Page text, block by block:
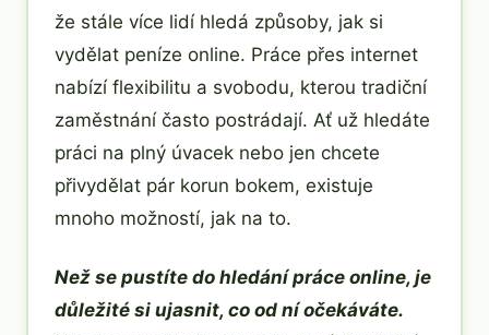
že stále více lidí hledá způsoby, jak si
vydělat peníze online. Práce přes internet
nabízí flexibilitu a svobodu, kterou tradiční
zaměstnání často postrádají. Ať už hledáte
práci na plný úvacek nebo jen chcete
přivydělat pár korun bokem, existuje
mnoho možností, jak na to.
Než se pustíte do hledání práce online, je
důležité si ujasnit, co od ní očekáváte.